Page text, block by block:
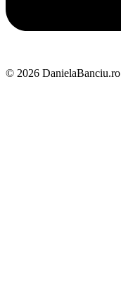
© 2026 DanielaBanciu.ro